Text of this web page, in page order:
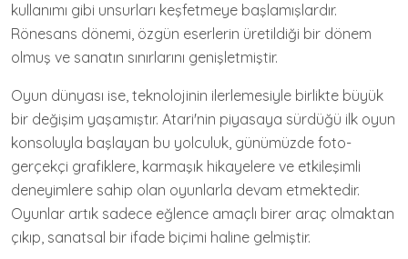
kullanımı gibi unsurları keşfetmeye başlamışlardır.
Rönesans dönemi, özgün eserlerin üretildiği bir dönem
olmuş ve sanatın sınırlarını genişletmiştir.
Oyun dünyası ise, teknolojinin ilerlemesiyle birlikte büyük
bir değişim yaşamıştır. Atari'nin piyasaya sürdüğü ilk oyun
konsoluyla başlayan bu yolculuk, günümüzde foto-
gerçekçi grafiklere, karmaşık hikayelere ve etkileşimli
deneyimlere sahip olan oyunlarla devam etmektedir.
Oyunlar artık sadece eğlence amaçlı birer araç olmaktan
çıkıp, sanatsal bir ifade biçimi haline gelmiştir.